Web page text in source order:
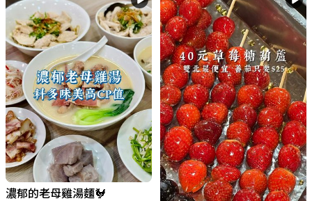
濃郁的老母雞湯麵🐓